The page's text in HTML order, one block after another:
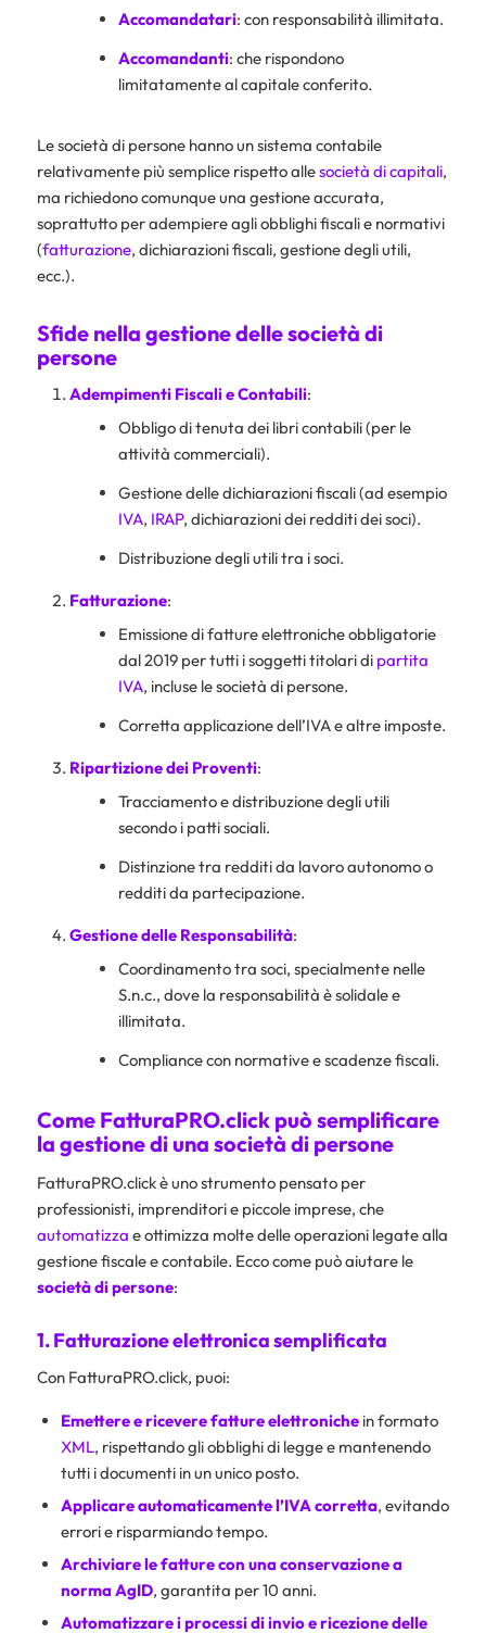
Accomandatari: con responsabilità illimitata.
Accomandanti: che rispondono
limitatamente al capitale conferito.
Le società di persone hanno un sistema contabile
relativamente più semplice rispetto allesocietà di capitali,
ma richiedono comunque una gestione accurata,
soprattutto per adempiere agli obblighi fiscali e normativi
(fatturazione, dichiarazioni fiscali, gestione degli utili,
ecc.).
Sfide nella gestione delle società di
persone
Adempimenti Fiscali e Contabili:
Obbligo di tenuta dei libri contabili (per le
attività commerciali).
Gestione delle dichiarazioni fiscali (ad esempio
IVA, IRAP, dichiarazioni dei redditi dei soci).
Distribuzione degli utili tra i soci.
Fatturazione:
Emissione di fatture elettroniche obbligatorie
dal 2019 per tutti i soggetti titolari di partita
IVA, incluse le società di persone.
Corretta applicazione dell’IVA e altre imposte.
Ripartizione dei Proventi:
Tracciamento e distribuzione degli utili
secondo i patti sociali.
Distinzione tra redditi da lavoro autonomo o
redditi da partecipazione.
Gestione delle Responsabilità:
Coordinamento tra soci, specialmente nelle
S.n.c., dove la responsabilità è solidale e
illimitata.
Compliance con normative e scadenze fiscali.
Come FatturaPRO.click può semplificare
la gestione di una società di persone
FatturaPRO.click è uno strumento pensato per
professionisti, imprenditori e piccole imprese, che
automatizza e ottimizza molte delle operazioni legate alla
gestione fiscale e contabile. Ecco come può aiutare le
società di persone:
1. Fatturazione elettronica semplificata
Con FatturaPRO.click, puoi:
Emettere e ricevere fatture elettronichein formato
XML, rispettando gli obblighi di legge e mantenendo
tutti i documenti in un unico posto.
Applicare automaticamente l’IVA corretta, evitando
errori e risparmiando tempo.
Archiviare le fatture con una conservazione a
normaAgID, garantita per 10 anni.
Automatizzare i processi di invio e ricezione delle